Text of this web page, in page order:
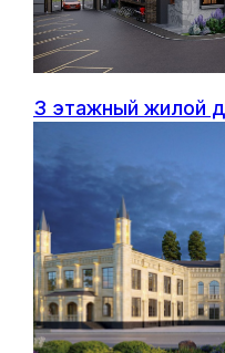
3 этажный жилой
О компании
+996 556 22 00 88
г. Бишкек, ул.
2 этаж
Услуги
Контакты